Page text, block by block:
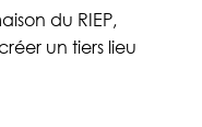
du RIEP,
un tiers lieu